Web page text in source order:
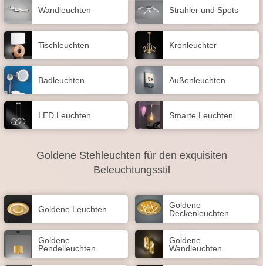
Wand­leuchten Strahler und Spots
Tisch­leuchten Kronleuchter
Badleuchten Außen­leuchten
LED Leuchten Smarte Leuchten
Goldene Stehleuchten für den exquisiten
Beleuchtungsstil
Goldene Leuchten
Goldene
Deckenleuchten
Goldene
Pendelleuchten
Goldene
Wandleuchten